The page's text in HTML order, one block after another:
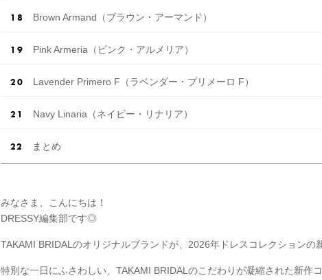
Brown Armand（ブラウン・アーマンド）
Pink Armeria（ピンク・アルメリア）
Lavender Primero F（ラベンダー・プリメーロ F）
Navy Linaria（ネイビー・リナリア）
まとめ
みなさま、こんにちは！
DRESSY編集部です◎
TAKAMI BRIDALのオリジナルブランドが、2026年ドレスコレクションの
特別な一日にふさわしい、TAKAMI BRIDALのこだわりが凝縮された新作